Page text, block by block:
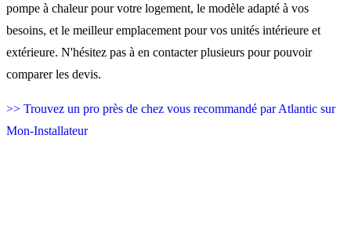
pompe à chaleur pour votre logement, le modèle adapté à vos
besoins, et le meilleur emplacement pour vos unités intérieure et
extérieure. N'hésitez pas à en contacter plusieurs pour pouvoir
comparer les devis.
>> Trouvez un pro près de chez vous recommandé par Atlantic sur
Mon-Installateur